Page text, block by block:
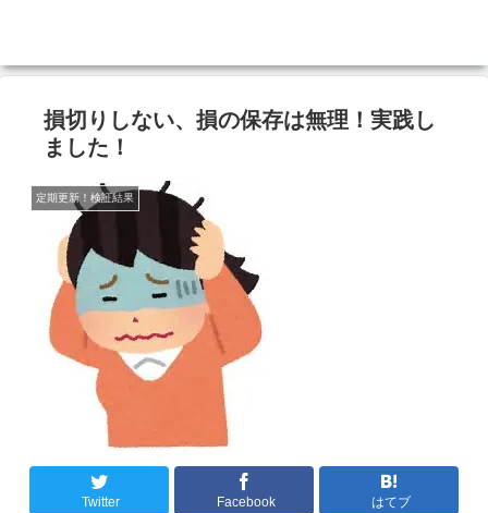
損切りしない、損の保存は無理！実践し
ました！
定期更新！検証結果
Twitter Facebook はてブ